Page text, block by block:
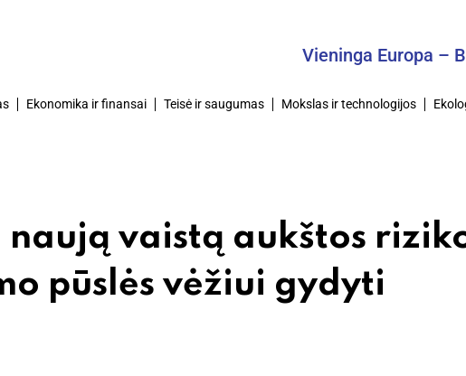
Vieninga Europa –
Ekonomika ir finansai Teisė ir saugumas Mokslas ir technologijos
vaistą aukštos
pūslės vėžiui gydyti